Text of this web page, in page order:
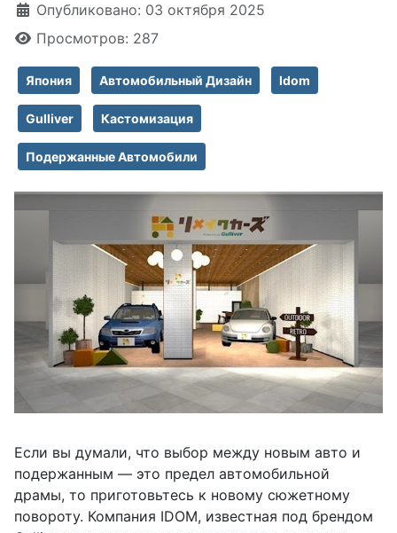
Опубликовано: 03 октября 2025
Просмотров: 287
Япония Автомобильный Дизайн Idom
Gulliver Кастомизация
Подержанные Автомобили
Если вы думали, что выбор между новым авто и
подержанным — это предел автомобильной
драмы, то приготовьтесь к новому сюжетному
повороту. Компания IDOM, известная под брендом